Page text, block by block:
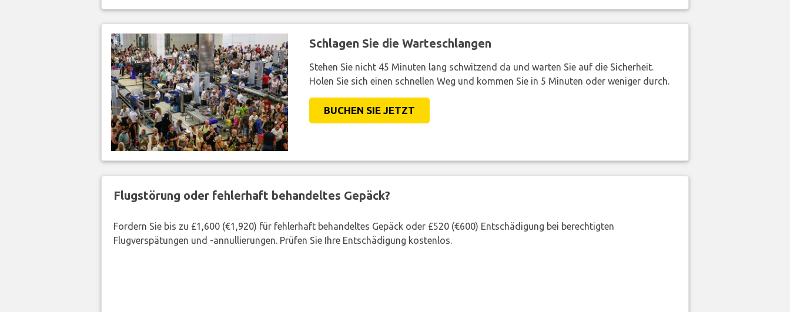
Schlagen Sie die Warteschlangen
Stehen Sie nicht 45 Minuten lang schwitzend da und warten Sie auf die Sicherheit.
Holen Sie sich einen schnellen Weg und kommen Sie in 5 Minuten oder weniger durch.
BUCHEN SIE JETZT
Flugstörung oder fehlerhaft behandeltes Gepäck?
Fordern Sie bis zu £1,600 (€1,920) für fehlerhaft behandeltes Gepäck oder £520 (€600) Entschädigung bei berechtigten
Flugverspätungen und -annullierungen. Prüfen Sie Ihre Entschädigung kostenlos.